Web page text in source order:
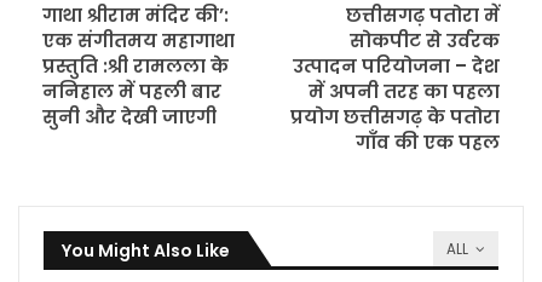
गाथा श्रीराम मंदिर की’:
एक संगीतमय महागाथा
प्रस्तुति :श्री रामलला के
ननिहाल में पहली बार
सुनी और देखी जाएगी
छत्तीसगढ़ पतोरा में
सोकपीट से उर्वरक
उत्पादन परियोजना – देश
में अपनी तरह का पहला
प्रयोग छत्तीसगढ़ के पतोरा
गाँव की एक पहल
ALL
You Might Also Like